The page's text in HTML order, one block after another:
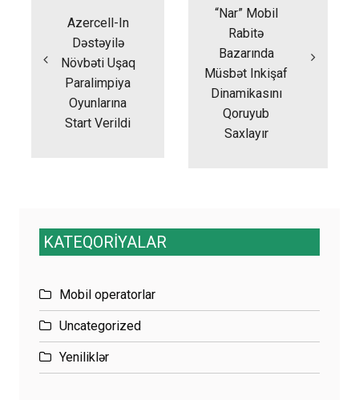
Azercell-In
Dəstəyilə
Növbəti Uşaq
Paralimpiya
Oyunlarına
Start Verildi
“Nar” Mobil
Rabitə
Bazarında
Müsbət Inkişaf
Dinamikasını
Qoruyub
Saxlayır
KATEQORİYALAR
Mobil operatorlar
Uncategorized
Yeniliklər